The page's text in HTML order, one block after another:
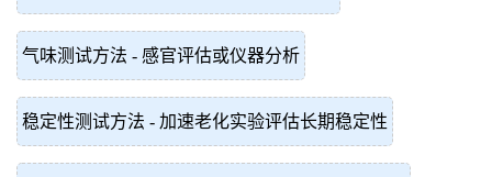
气味测试方法 - 感官评估或仪器分析
稳定性测试方法 - 加速老化实验评估长期稳定性